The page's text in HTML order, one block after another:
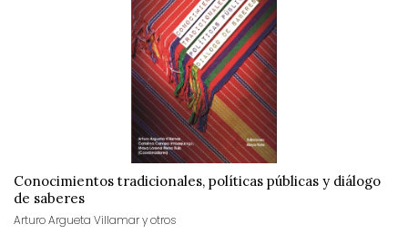
Conocimientos tradicionales, políticas públicas y diálogo
de saberes
Arturo Argueta Villamar y otros